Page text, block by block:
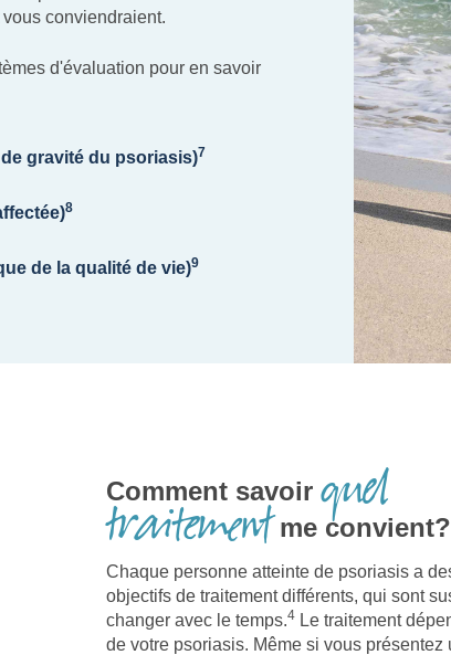
conviendraient.
d'évaluation pour en savoir
de gravité du psoriasis)7
8
de la qualité de vie)9
Comment savoir quel
traitementme convient?
Chaque personne atteinte de psoriasis a
objectifs de traitement différents, qui sont
changer avec le temps.4 Le traitement
de votre psoriasis. Même si vous présentez